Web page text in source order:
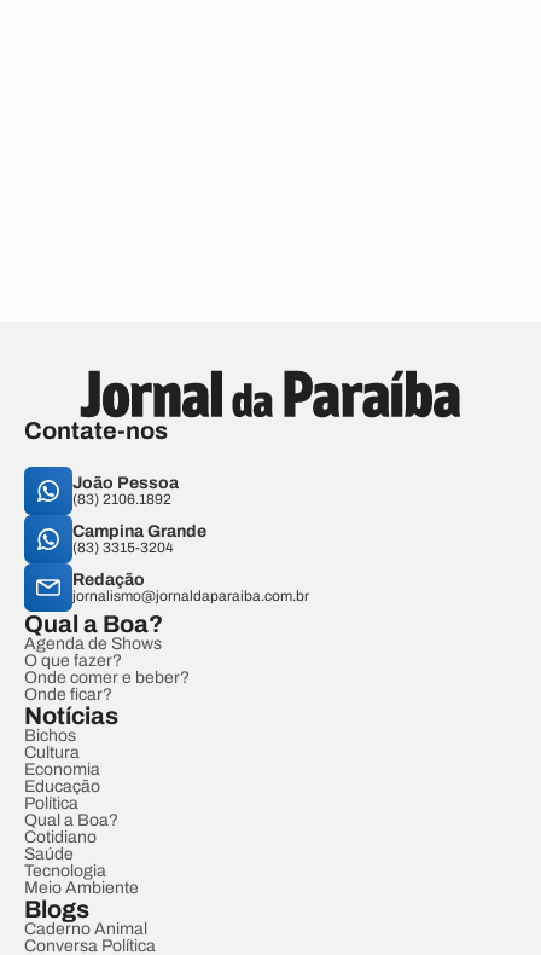
Contate-nos
João Pessoa
(83) 2106.1892
Campina Grande
(83) 3315-3204
Redação
jornalismo@jornaldaparaiba.com.br
Qual a Boa?
Agenda de Shows
O que fazer?
Onde comer e beber?
Onde ficar?
Notícias
Bichos
Cultura
Economia
Educação
Política
Qual a Boa?
Cotidiano
Saúde
Tecnologia
Meio Ambiente
Blogs
Caderno Animal
Conversa Política